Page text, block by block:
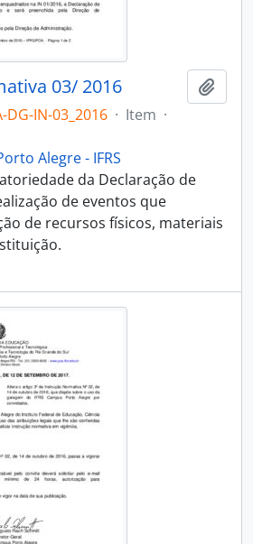
03/ 2016
DG-IN-03_2016 · Item ·
Alegre - IFRS
da Declaração de
de eventos que
de recursos físicos, materiais